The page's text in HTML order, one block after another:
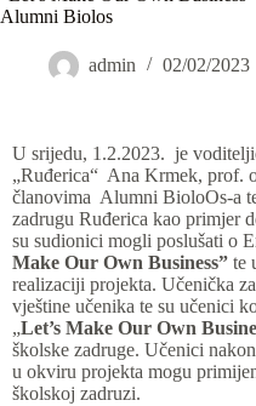
Alumni Biolos
admin 02/02/2023
U srijedu, 1.2.2023. je
„Ruđerica“ Ana Krmek, prof.
članovima Alumni BioloOs-a
zadrugu Ruđerica kao primjer
su sudionici mogli poslušati o
Make Our Own Business” te
realizaciji projekta. Učenička
vještine učenika te su učenici
„Let’s Make Our Own
školske zadruge. Učenici
u okviru projekta mogu
školskoj zadruzi.